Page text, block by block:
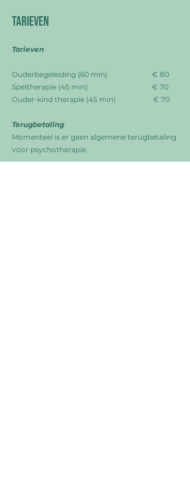
Tarieven
Tarieven
Ouderbegeleiding (60 min) € 80
Speltherapie (45 min) € 70
Ouder-kind therapie (45 min) € 70
Terugbetaling
Momenteel is er geen algemene terugbetaling
voor psychotherapie.